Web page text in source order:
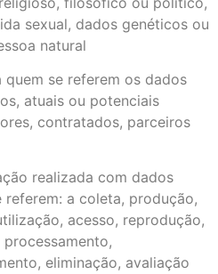
sexual, dados genéticos ou
natural
quem se referem os dados
atuais ou potenciais
contratados, parceiros
realizada com dados
referem: a coleta, produção,
acesso, reprodução,
eliminação, avaliação